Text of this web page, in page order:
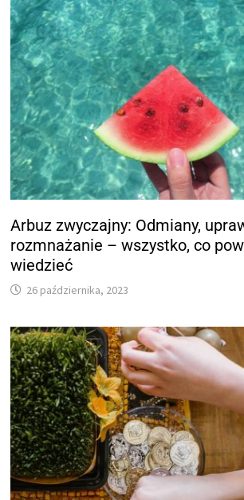
Arbuz zwyczajny: Odmiany,
rozmnażanie – wszystko, co
wiedzieć
26 października, 2023